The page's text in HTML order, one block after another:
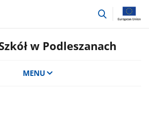
przejdź
w Podleszanach
MENU